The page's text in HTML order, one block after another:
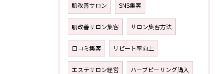
肌改善サロン SNS集客
肌改善サロン集客 サロン集客方法
口コミ集客 リピート率向上
エステサロン経営 ハーブピーリング購入